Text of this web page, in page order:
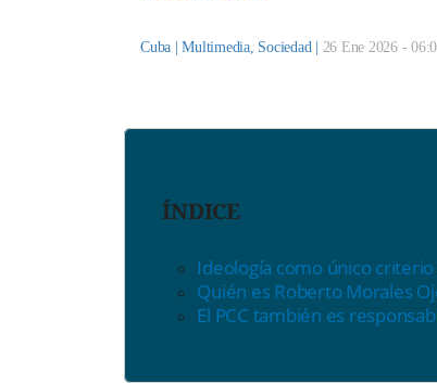
Cuba |Multimedia, Sociedad 26 Ene 2026 -
ÍNDICE
Ideología como único
Quién es Roberto Morales
El PCC también es